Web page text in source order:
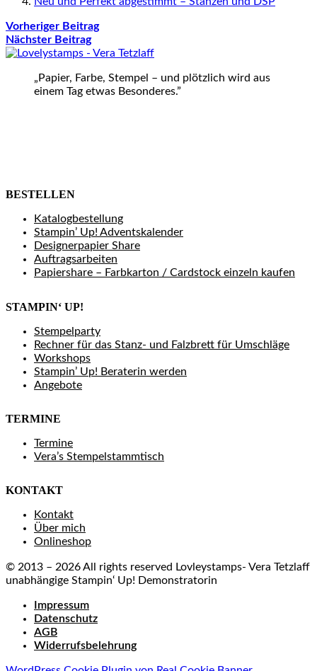
Vorheriger Beitrag
Nächster Beitrag
„Papier, Farbe, Stempel – und plötzlich wird aus
einem Tag etwas Besonderes.”
BESTELLEN
Katalogbestellung
Stampin’ Up! Adventskalender
Designerpapier Share
Auftragsarbeiten
Papiershare – Farbkarton / Cardstock einzeln kaufen
STAMPIN‘ UP!
Stempelparty
Rechner für das Stanz- und Falzbrett für Umschläge
Workshops
Stampin’ Up! Beraterin werden
Angebote
TERMINE
Termine
Vera’s Stempelstammtisch
KONTAKT
Kontakt
Über mich
Onlineshop
© 2013 – 2026 All rights reserved Lovleystamps- Vera Tetzlaff
unabhängige Stampin‘ Up! Demonstratorin
Impressum
Datenschutz
AGB
Widerrufsbelehrung